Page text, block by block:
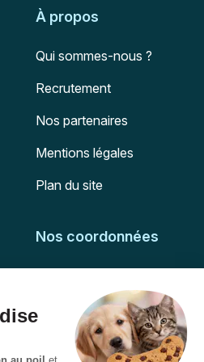
À propos
Qui sommes-nous ?
Recrutement
Nos partenaires
Mentions légales
Plan du site
Nos coordonnées
51-55 rue Hoche
94767
Ivry-sur-Seine
Pas encore client ?